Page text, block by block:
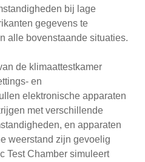
bij lage
gegevens te
alle bovenstaande situaties.
de klimaattestkamer
en
elektronische apparaten
met verschillende
en apparaten
weerstand zijn gevoelig
Test Chamber simuleert